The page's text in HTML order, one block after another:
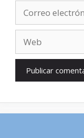
electrónico